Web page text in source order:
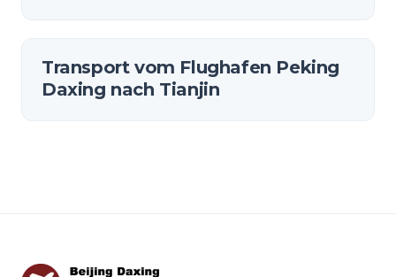
Transport vom Flughafen Peking
Daxing nach Tianjin